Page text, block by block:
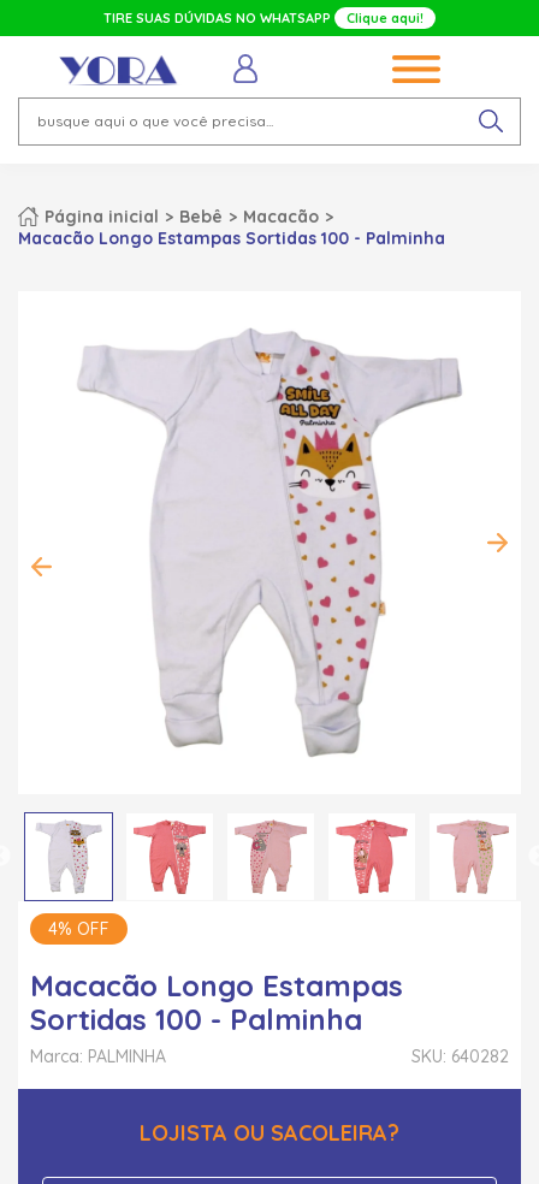
TIRE SUAS DÚVIDAS NO WHATSAPP Clique aqui!
Página inicial Bebê
Macacão
Macacão Longo Estampas Sortidas 100 - Palminha
4% OFF
Macacão Longo Estampas
Sortidas 100 - Palminha
SKU: 640282
Marca: PALMINHA
LOJISTA OU SACOLEIRA?